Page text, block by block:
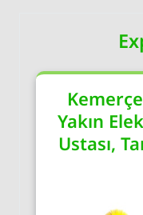
Yakın
Ustası,